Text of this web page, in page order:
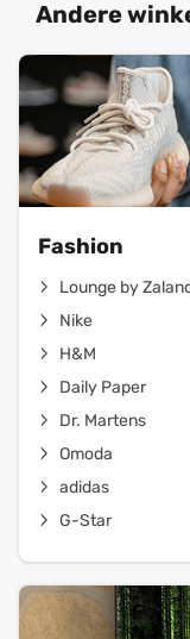
Andere
Fashion
Lounge by
Nike
H&M
Daily Paper
Dr. Martens
Omoda
adidas
G-Star